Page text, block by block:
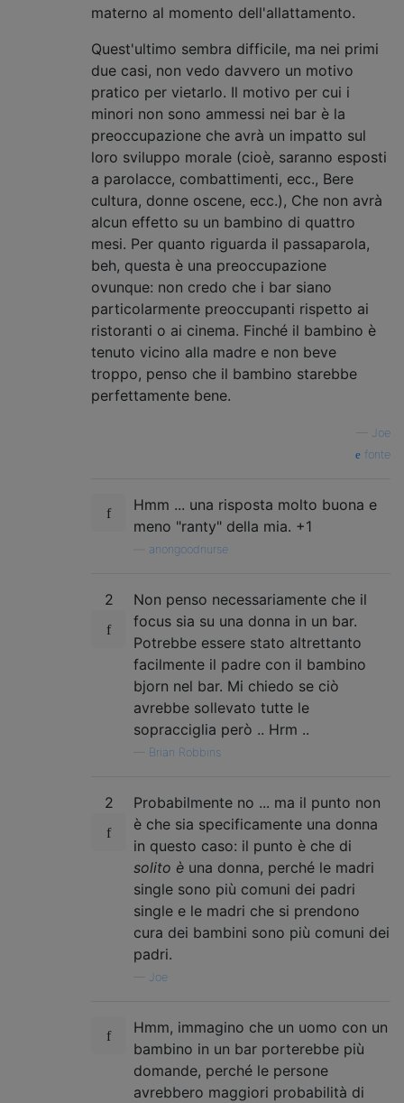
materno al momento dell'allattamento.
Quest'ultimo sembra difficile, ma nei primi
due casi, non vedo davvero un motivo
pratico per vietarlo. Il motivo per cui i
minori non sono ammessi nei bar è la
preoccupazione che avrà un impatto sul
loro sviluppo morale (cioè, saranno esposti
a parolacce, combattimenti, ecc., Bere
cultura, donne oscene, ecc.), Che non avrà
alcun effetto su un bambino di quattro
mesi. Per quanto riguarda il passaparola,
beh, questa è una preoccupazione
ovunque: non credo che i bar siano
particolarmente preoccupanti rispetto ai
ristoranti o ai cinema. Finché il bambino è
tenuto vicino alla madre e non beve
troppo, penso che il bambino starebbe
perfettamente bene.
Joe
fonte
Hmm ... una risposta molto buona e
meno "ranty" della mia. +1
anongoodnurse
2
Non penso necessariamente che il
focus sia su una donna in un bar.
Potrebbe essere stato altrettanto
facilmente il padre con il bambino
bjorn nel bar. Mi chiedo se ciò
avrebbe sollevato tutte le
sopracciglia però .. Hrm ..
Brian Robbins
2
Probabilmente no ... ma il punto non
è che sia specificamente una donna
in questo caso: il punto è che di
solito è una donna, perché le madri
single sono più comuni dei padri
single e le madri che si prendono
cura dei bambini sono più comuni dei
padri.
Joe
Hmm, immagino che un uomo con un
bambino in un bar porterebbe più
domande, perché le persone
avrebbero maggiori probabilità di